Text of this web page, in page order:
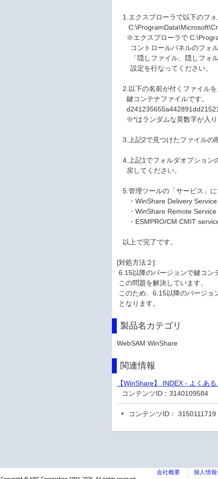
1.エクスプローラで以下のフ
※エクスプローラで
コントロールパネルのフォル
「隠しファイル、隠しフォル
設定を行なってください。
2.以下の名前が付くファイル
鍵コンテナファイルです。
※*はランダムな英数字が入り
3.上記2で見つけたファイルの
4.上記1でフォルダオプション
戻してください。
5.管理ツールの「サービス」
・WinShare Delivery Service
・WinShare Remote Service
・ESMPRO/CM CMIT
以上で完了です。
[対処方法２]:
6.15以降のバージョンで鍵コン
この問題を解決しています。
このため、6.15以降のバージョ
となります。
製品名カテゴリ
WebSAM WinShare
関連情報
【WinShare】 INDEX - よくあ
コンテンツID：3140109584
コンテンツID： 3150111719
会社概要 個人情